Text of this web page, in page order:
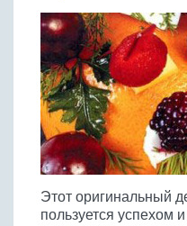
Этот оригинальный
пользуется успехом